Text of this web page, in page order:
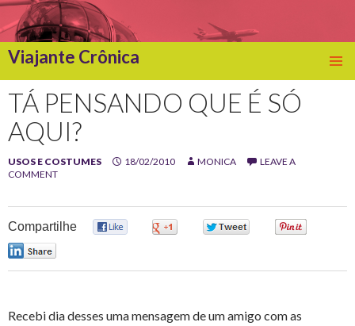
Viajante Crônica
TO
CONTENT
TÁ PENSANDO QUE É SÓ
AQUI?
USOS E COSTUMES 18/02/2010 MONICA
LEAVE A
COMMENT
Compartilhe
Recebi dia desses uma mensagem de um amigo com as